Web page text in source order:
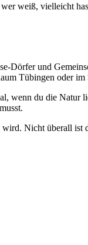
weiß, vielleicht
und
Tübingen oder
wenn du die Natur
Nicht überall ist